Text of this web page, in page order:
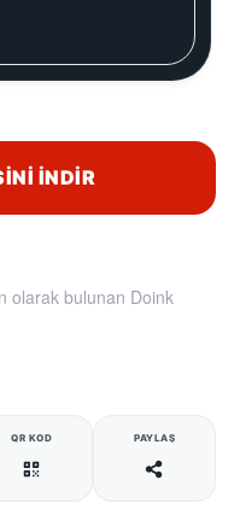
olarak bulunan Doink
QR KOD PAYLAŞ
İNDIR